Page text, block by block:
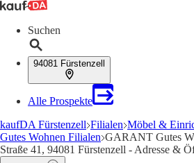
Suchen
94081 Fürstenzell
Alle Prospekte
kaufDA Fürstenzell Filialen Möbel &
Gutes Wohnen Filialen GARANT Gutes
Straße 41, 94081 Fürstenzell - Adresse &